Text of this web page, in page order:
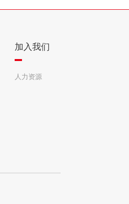
加入我们
人力资源